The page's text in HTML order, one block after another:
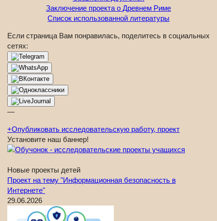
Заключение проекта о Древнем Риме
Список использованной литературы
Если страница Вам понравилась, поделитесь в социальных
сетях:
—
+Опубликовать исследовательскую работу, проект
Установите наш баннер!
Новые проекты детей
Проект на тему "Информационная безопасность в
Интернете"
29.06.2026